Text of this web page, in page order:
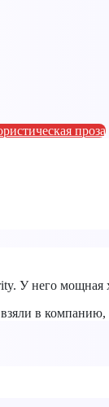
проза
У него
в